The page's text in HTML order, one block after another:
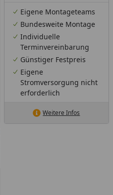
Eigene Montageteams
Bundesweite Montage
Individuelle
Terminvereinbarung
Günstiger Festpreis
Eigene
Stromversorgung nicht
erforderlich
Weitere Infos